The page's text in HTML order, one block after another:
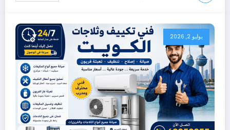
يوليو 2, 2026